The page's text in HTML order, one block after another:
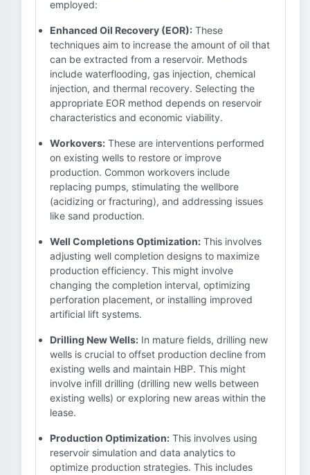
employed:
Enhanced Oil Recovery (EOR): These
techniques aim to increase the amount of oil that
can be extracted from a reservoir. Methods
include waterflooding, gas injection, chemical
injection, and thermal recovery. Selecting the
appropriate EOR method depends on reservoir
characteristics and economic viability.
Workovers: These are interventions performed
on existing wells to restore or improve
production. Common workovers include
replacing pumps, stimulating the wellbore
(acidizing or fracturing), and addressing issues
like sand production.
Well Completions Optimization: This involves
adjusting well completion designs to maximize
production efficiency. This might involve
changing the completion interval, optimizing
perforation placement, or installing improved
artificial lift systems.
Drilling New Wells: In mature fields, drilling new
wells is crucial to offset production decline from
existing wells and maintain HBP. This might
involve infill drilling (drilling new wells between
existing wells) or exploring new areas within the
lease.
Production Optimization: This involves using
reservoir simulation and data analytics to
optimize production strategies. This includes